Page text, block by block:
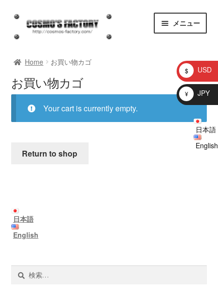
ナ
ゲ
シ
ョ
ン
コ
テ
ツ
へ
ス
メニュー
お知らせ
問い合わせ
ブログ
マイアカウント
支払い
日本語
English
Home お買い物カゴ
お買い物カゴ
Your cart is currently empty.
Return to shop
日本語
English
索:
$ USD
¥ JPY